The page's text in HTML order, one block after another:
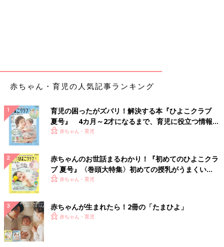
赤ちゃん・育児の人気記事ランキング
育児の困ったがズバリ！解決する本『ひよこクラブ
夏号』 4カ月～2才になるまで、育児に役立つ情報が
いっぱい！
赤ちゃん・育児
赤ちゃんのお世話まるわかり！『初めてのひよこクラ
ブ 夏号』〈巻頭大特集〉初めての授乳がうまくい
く！ おっぱい・ミルクの基本と夏のトラブル 解決テ
赤ちゃん・育児
赤ちゃんが生まれたら！2冊の「たまひよ」
赤ちゃん・育児